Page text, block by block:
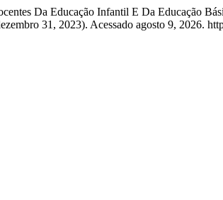
Da Educação Infantil E Da Educação
31, 2023). Acessado agosto 9, 2026.